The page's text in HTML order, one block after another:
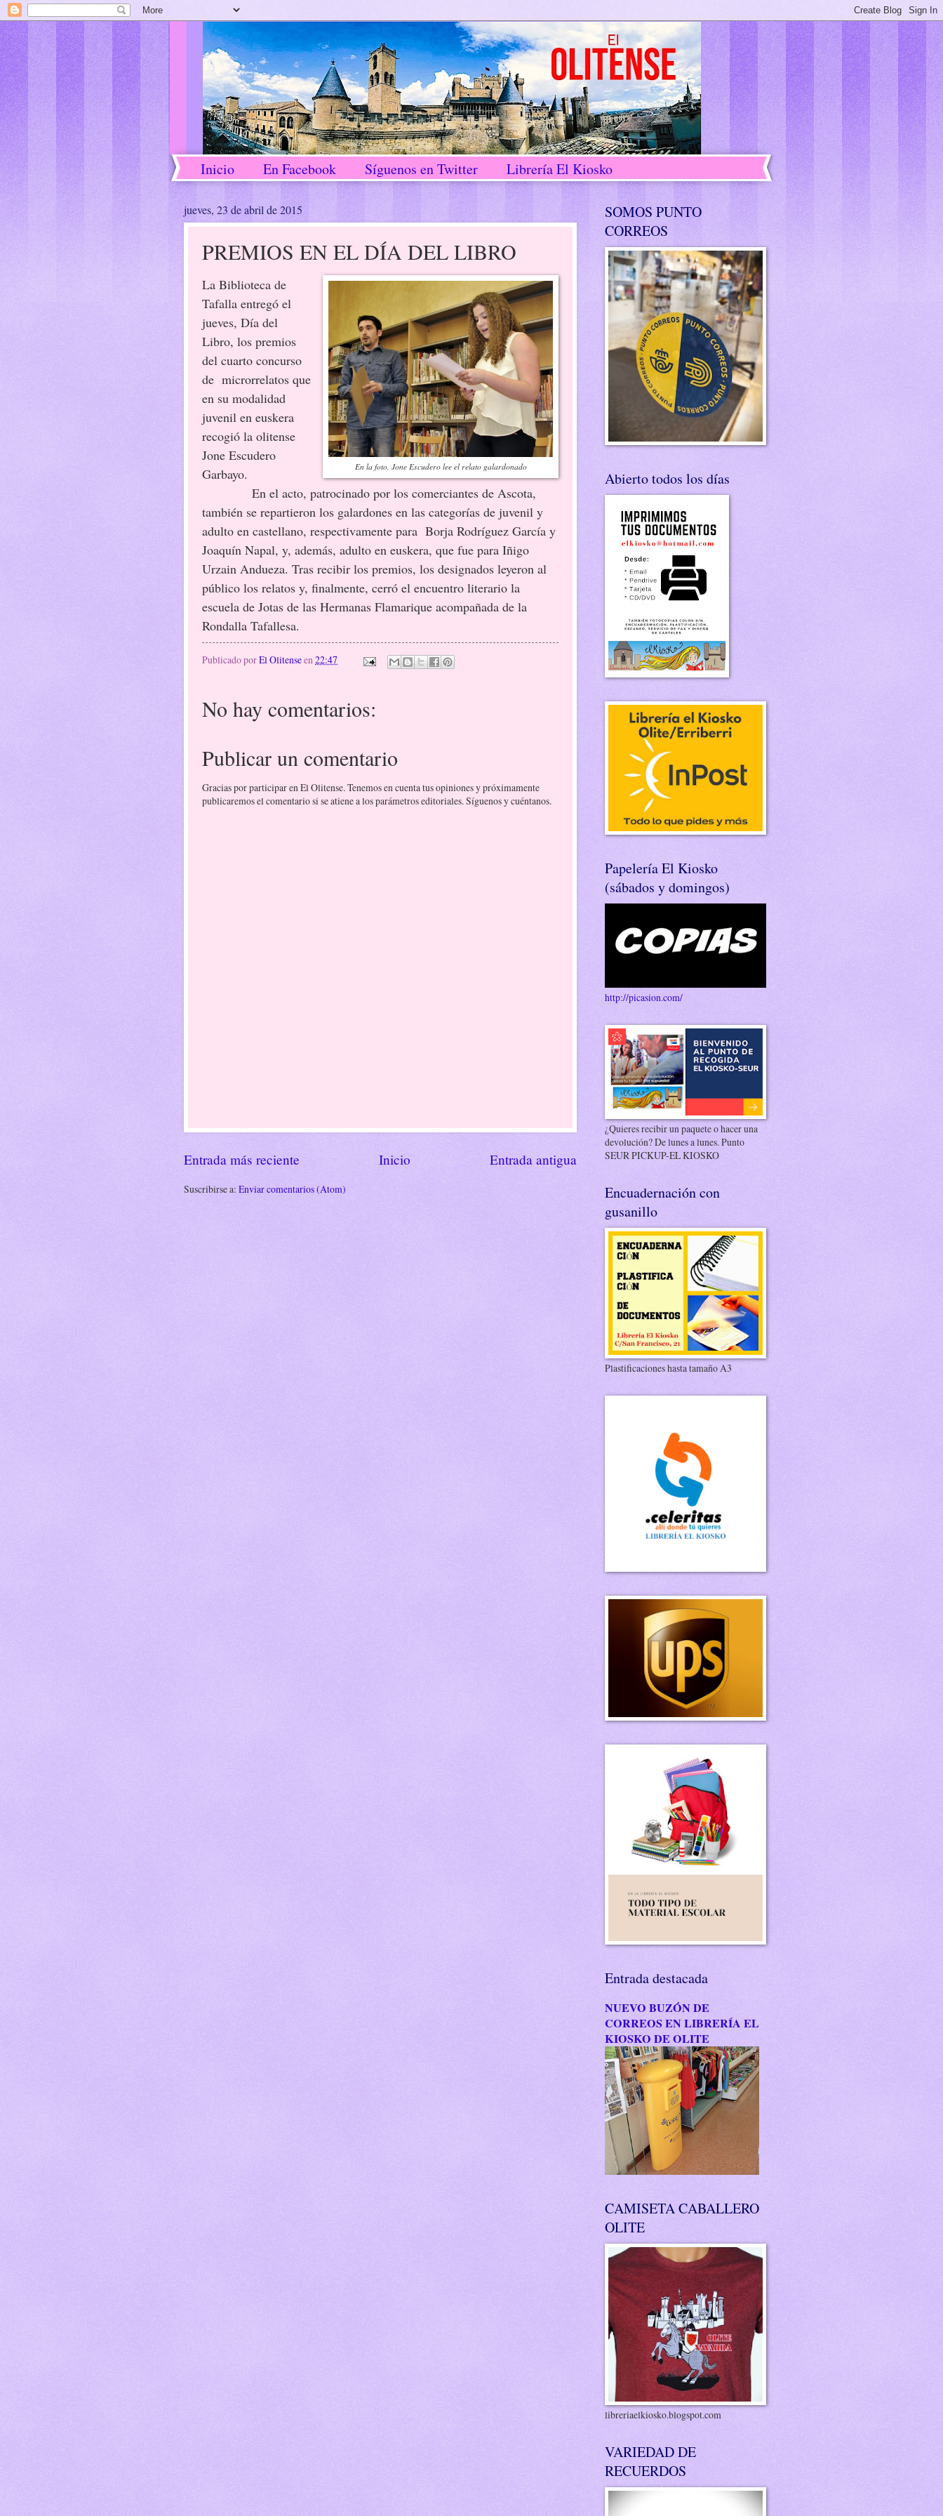
Inicio En Facebook Síguenos en Twitter Librería El Kiosko
jueves, 23 de abril de 2015
PREMIOS EN EL DÍA DEL LIBRO
En la foto, Jone Escudero lee el relato galardonado
La Biblioteca de
Tafalla entregó el
jueves, Día del
Libro, los premios
del cuarto concurso
de microrrelatos que
en su modalidad
juvenil en euskera
recogió la olitense
Jone Escudero
Garbayo.
En el acto, patrocinado por los comerciantes de Ascota,
también se repartieron los galardones en las categorías de juvenil y
adulto en castellano, respectivamente para Borja Rodríguez García y
Joaquín Napal, y, además, adulto en euskera, que fue para Iñigo
Urzain Andueza. Tras recibir los premios, los designados leyeron al
público los relatos y, finalmente, cerró el encuentro literario la
escuela de Jotas de las Hermanas Flamarique acompañada de la
Rondalla Tafallesa.
Publicado porEl Olitenseen22:47
No hay comentarios:
Publicar un comentario
Gracias por participar en El Olitense. Tenemos en cuenta tus opiniones y próximamente
publicaremos el comentario si se atiene a los parámetros editoriales. Síguenos y cuéntanos.
Entrada más reciente Entrada antigua
Inicio
Suscribirse a: Enviar comentarios (Atom)
SOMOS PUNTO
CORREOS
Abierto todos los días
Papelería El Kiosko
(sábados y domingos)
http://picasion.com/
¿Quieres recibir un paquete o hacer una
devolución? De lunes a lunes. Punto
SEUR PICKUP-EL KIOSKO
Encuadernación con
gusanillo
Plastificaciones hasta tamaño A3
Entrada destacada
NUEVO BUZÓN DE
CORREOS EN LIBRERÍA EL
KIOSKO DE OLITE
CAMISETA CABALLERO
OLITE
libreriaelkiosko.blogspot.com
VARIEDAD DE
RECUERDOS